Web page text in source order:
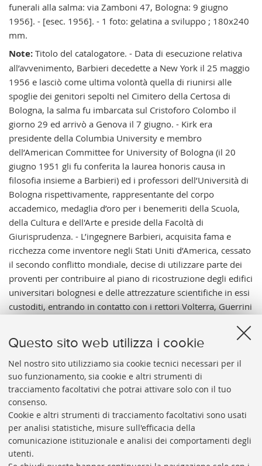
Questo sito web utilizza i cookie
Nel nostro sito utilizziamo sia cookie tecnici necessari per il
suo funzionamento, sia cookie e altri strumenti di
tracciamento facoltativi che potrai attivare solo con il tuo
consenso.
Cookie e altri strumenti di tracciamento facoltativi sono usati
per analisi statistiche, misure sull'efficacia della
comunicazione istituzionale e analisi dei comportamenti degli
utenti.
funerali alla salma: via Zamboni 47, Bologna: 9 giugno
1956]. - [esec. 1956]. - 1 foto: gelatina a sviluppo ; 180x240
mm.
Note:Titolo del catalogatore. - Data di esecuzione relativa
all’avvenimento, Barbieri decedette a New York il 25 maggio
1956 e lasciò come ultima volontà quella di riunirsi alle
spoglie dei genitori sepolti nel Cimitero della Certosa di
Bologna, la salma fu imbarcata sul Cristoforo Colombo il
giorno 29 ed arrivò a Genova il 7 giugno. - Kirk era
presidente della Columbia University e membro
dell’American Committee for University of Bologna (il 20
giugno 1951 gli fu conferita la laurea honoris causa in
filosofia insieme a Barbieri) ed i professori dell’Università di
Bologna rispettivamente, rappresentante del corpo
accademico, medaglia d’oro per i benemeriti della Scuola,
della Cultura e dell'Arte e preside della Facoltà di
Giurisprudenza. - L’ingegnere Barbieri, acquisita fama e
ricchezza come inventore negli Stati Uniti d’America, cessato
il secondo conflitto mondiale, decise di utilizzare parte dei
proventi per contribuire al piano di ricostruzione degli edifici
universitari bolognesi e delle attrezzature scientifiche in essi
custoditi, entrando in contatto con i rettori Volterra, Guerrini
dall’Università di Bologna la laurea honoris causa in
Ingegneria industriale (vedi Archivio storico Università di
Bologna, Album 15).
Vai al catalogo: https://sol.unibo.it/SebinaOpac/.do?
idopac=UBO3553713